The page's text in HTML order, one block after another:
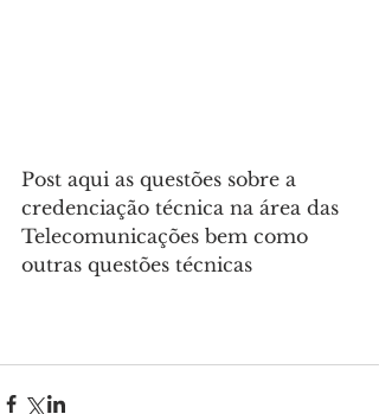
Post aqui as questões sobre a
credenciação técnica na área das
Telecomunicações bem como
outras questões técnicas